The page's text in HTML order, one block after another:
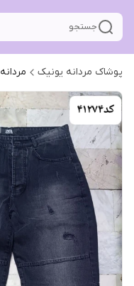
جستجو
پوشاک مردانه یونیک مردانه